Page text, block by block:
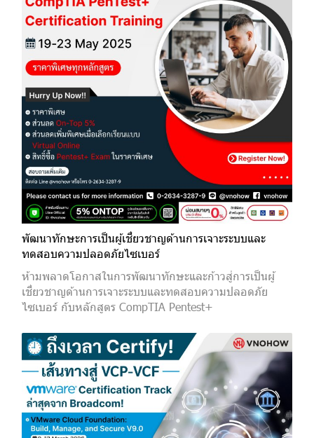
พัฒนาทักษะการเป็นผู้เชี่ยวชาญด้านการเจาะระบบและ
ทดสอบความปลอดภัยไซเบอร์
ห้ามพลาดโอกาสในการพัฒนาทักษะและก้าวสู่การเป็นผู้
เชี่ยวชาญด้านการเจาะระบบและทดสอบความปลอดภัย
ไซเบอร์ กับหลักสูตร CompTIA Pentest+